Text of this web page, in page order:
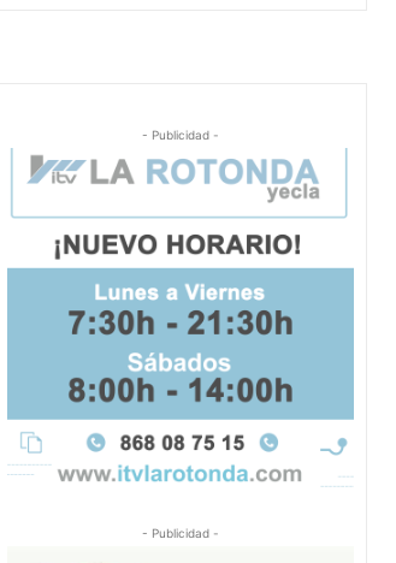
- Publicidad -
- Publicidad -